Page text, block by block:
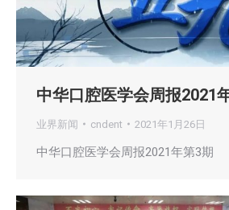
中华口腔医学会周报2021
业界新闻 cndent 2021年1月26日
中华口腔医学会周报2021年第3期